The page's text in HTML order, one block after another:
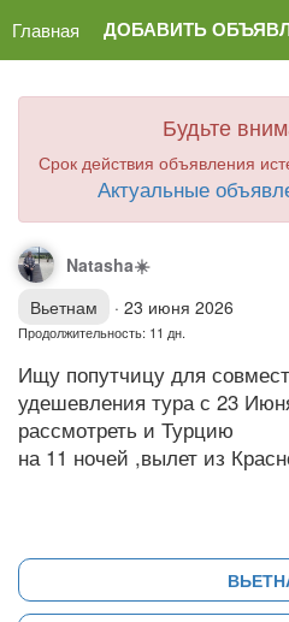
Главная ДОБАВИТЬ
Будьте
Срок действия объявления
Актуальные
Natasha☀️️
Вьетнам
· 23 июня 2026
Продолжительность: 11 дн.
Ищу попутчицу для
удешевления тура с 23
рассмотреть и Турцию
на 11 ночей ,вылет из